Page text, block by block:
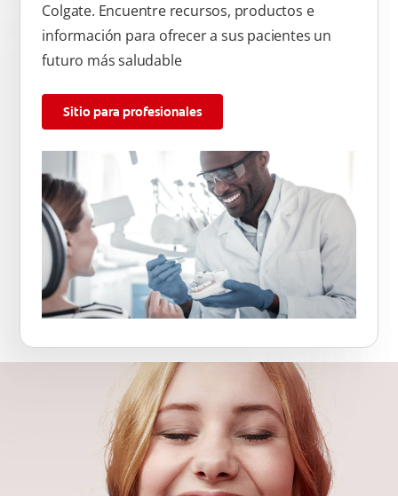
Colgate. Encuentre recursos, productos e
información para ofrecer a sus pacientes un
futuro más saludable
Sitio para profesionales